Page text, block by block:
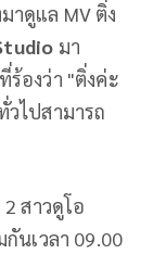
าดูแล MV ติ่ง
มา
องว่า "ติ่งค่ะ
ไปสามารถ
สาวดูโอ
นเวลา 09.00